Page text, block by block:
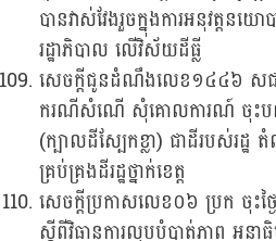
បានវាស់វែងរួចក្នុងការអនុវត្តន
រដ្ឋាភិបាល លើវិស័យដីធ្លី
សេចក្តីជូនដំណឹងលេខ១៤៤៦ សជ
ករណីសំណើ សុំគោលការណ៍ ចុះបញ្
(ក្បាលដីស្បែកខ្លា) ជាដីរបស់រដ្
គ្រប់គ្រងដីរដ្ឋថ្នាក់ខេត្ត
សេចក្តីប្រកាសលេខ០៦ ប្រក ចុះថ្
ស្តីពីវិធានការលុបបំបាត់ភាព អនាធិ